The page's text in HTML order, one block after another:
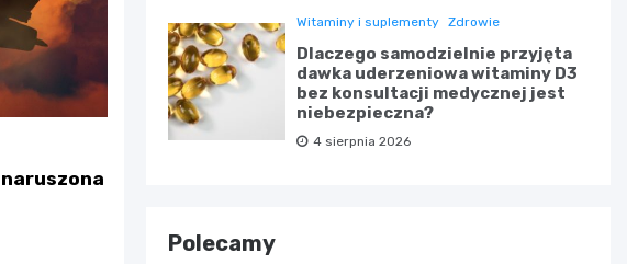
Witaminy i suplementy Zdrowie
Dlaczego samodzielnie przyjęta
dawka uderzeniowa witaminy D3
bez konsultacji medycznej jest
niebezpieczna?
4 sierpnia 2026
Polecamy